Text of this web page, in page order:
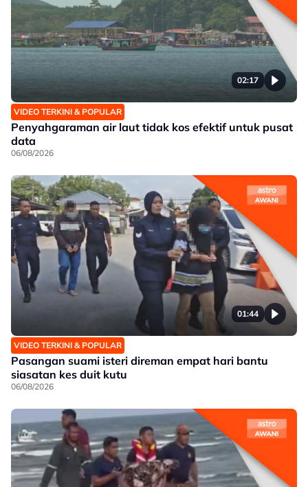
02:17
VIDEO TERKINI & POPULAR
Penyahgaraman air laut tidak kos efektif untuk pusat
data
06/08/2026
01:44
VIDEO TERKINI & POPULAR
Pasangan suami isteri direman empat hari bantu
siasatan kes duit kutu
06/08/2026